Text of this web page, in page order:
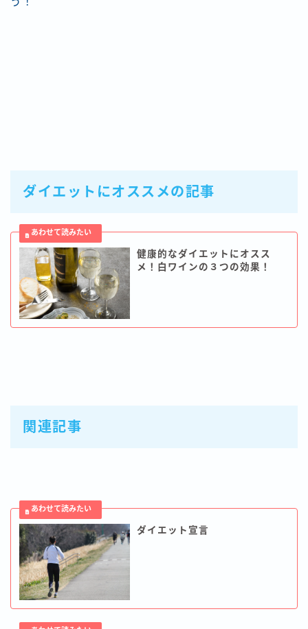
ダイエットにオススメの記事
健康的なダイエットにオスス
メ！白ワインの３つの効果！
関連記事
ダイエット宣言